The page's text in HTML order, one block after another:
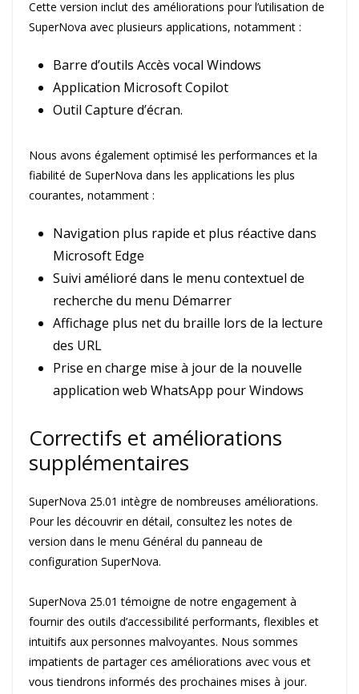
Cette version inclut des améliorations pour l’utilisation de
SuperNova avec plusieurs applications, notamment :
Barre d’outils Accès vocal Windows
Application Microsoft Copilot
Outil Capture d’écran.
Nous avons également optimisé les performances et la
fiabilité de SuperNova dans les applications les plus
courantes, notamment :
Navigation plus rapide et plus réactive dans
Microsoft Edge
Suivi amélioré dans le menu contextuel de
recherche du menu Démarrer
Affichage plus net du braille lors de la lecture
des URL
Prise en charge mise à jour de la nouvelle
application web WhatsApp pour Windows
Correctifs et améliorations
supplémentaires
SuperNova 25.01 intègre de nombreuses améliorations.
Pour les découvrir en détail, consultez les notes de
version dans le menu Général du panneau de
configuration SuperNova.
SuperNova 25.01 témoigne de notre engagement à
fournir des outils d’accessibilité performants, flexibles et
intuitifs aux personnes malvoyantes. Nous sommes
impatients de partager ces améliorations avec vous et
vous tiendrons informés des prochaines mises à jour.